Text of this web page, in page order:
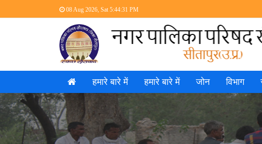
08 Aug 2026, Sat 5:44:32 PM
हमारे बारे में हमारे बारे में जोन विभाग